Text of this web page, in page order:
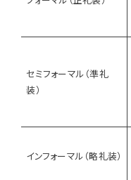
セミフォーマル（準礼
装）
インフォーマル（略礼装）